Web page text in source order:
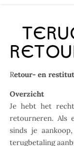
Retour- en
Overzicht
Je hebt het
retourneren. Als
sinds je
terugbetaling